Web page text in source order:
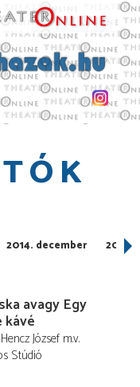
2014. december 2014.
avagy Egy
kávé
Hencz József m.v.
Stúdió